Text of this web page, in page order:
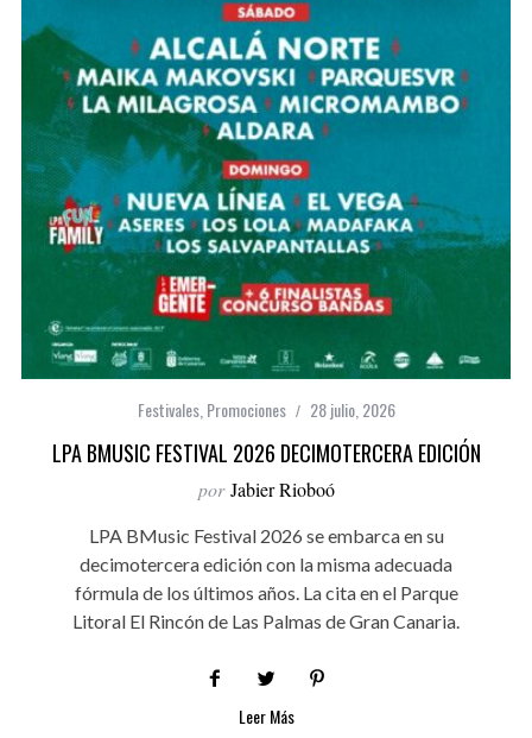
Festivales, Promociones 28 julio, 2026
LPA BMUSIC FESTIVAL 2026 DECIMOTERCERA EDICIÓN
por Jabier Rioboó
LPA BMusic Festival 2026 se embarca en su
decimotercera edición con la misma adecuada
fórmula de los últimos años. La cita en el Parque
Litoral El Rincón de Las Palmas de Gran Canaria.
Leer Más